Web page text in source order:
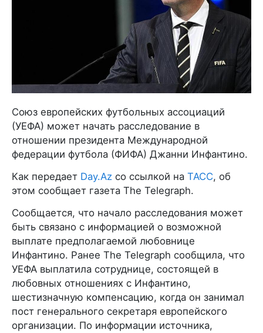
Союз европейских футбольных ассоциаций
(УЕФА) может начать расследование в
отношении президента Международной
федерации футбола (ФИФА) Джанни Инфантино.
Как передает Day.Az со ссылкой на ТАСС, об
этом сообщает газета The Telegraph.
Сообщается, что начало расследования может
быть связано с информацией о возможной
выплате предполагаемой любовнице
Инфантино. Ранее The Telegraph сообщила, что
УЕФА выплатила сотруднице, состоящей в
любовных отношениях с Инфантино,
шестизначную компенсацию, когда он занимал
пост генерального секретаря европейского
организации. По информации источника,